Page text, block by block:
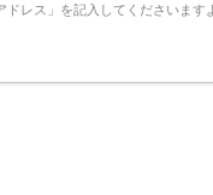
ドレス」を記入してくださいます